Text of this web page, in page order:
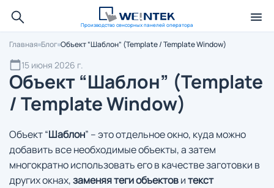
Производство сенсорных панелей оператора
Главная Блог Объект “Шаблон” (Template / Template Window)
Объект “Шаблон” (Template
/ Template Window)
15 июня 2026 г.
Объект “Шаблон” – это отдельное окно, куда можно
добавить все необходимые объекты, а затем
многократно использовать его в качестве заготовки в
других окнах,заменяятеги объектовитекст